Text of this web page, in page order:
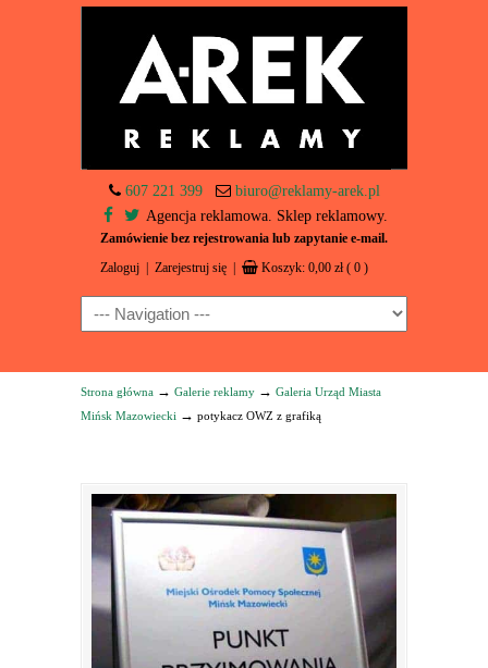
607 221 399
biuro@reklamy-arek.pl
Agencja reklamowa. Sklep reklamowy.
Zamówienie bez rejestrowania lub zapytanie e-mail.
Zaloguj Zarejestruj się Koszyk: 0,00 zł ( 0 )
Navigation
Strona główna → Galerie reklamy → Galeria Urząd Miasta
Mińsk Mazowiecki → potykacz OWZ z grafiką